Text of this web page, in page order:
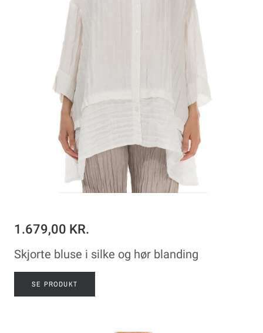
1.679,00 KR.
Skjorte bluse i silke og hør blanding
SE PRODUKT